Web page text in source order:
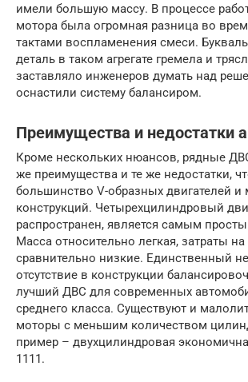
имели большую массу. В процессе
мотора была огромная разница во
тактами воспламенения смеси.
деталь в таком агрегате гремела и
заставляло инженеров думать над
оснастили систему балансиром.
Преимущества и недостатки
Кроме нескольких нюансов, рядные
же преимущества и те же недостатки,
большинство V-образных двигателей и
конструкций. Четырехцилиндровый
распространен, является самым
Масса относительно легкая, затраты
сравнительно низкие. Единственный
отсутствие в конструкции
лучший ДВС для современных
среднего класса. Существуют и
моторы с меньшим количеством
пример – двухцилиндровая
1111.